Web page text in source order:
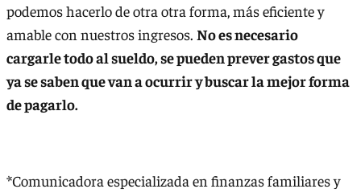
podemos hacerlo de otra otra forma, más eficiente y
amable con nuestros ingresos. No es necesario
cargarle todo al sueldo, se pueden prever gastos que
ya se saben que van a ocurrir y buscar la mejor forma
de pagarlo.
*Comunicadora especializada en finanzas familiares y